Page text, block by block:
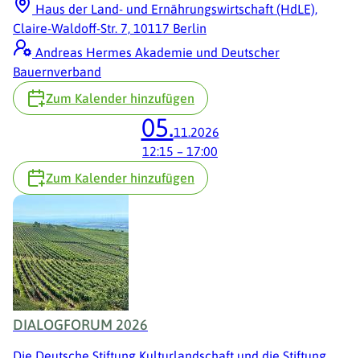
Haus der Land- und Ernährungswirtschaft (HdLE),
Claire-Waldoff-Str. 7, 10117 Berlin
Andreas Hermes Akademie und Deutscher
Bauernverband
Zum Kalender hinzufügen
05.11.2026
12:15 – 17:00
Zum Kalender hinzufügen
DIALOGFORUM 2026